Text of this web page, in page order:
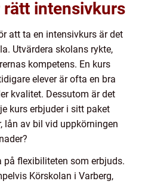
rätt intensivkurs
att ta en intensivkurs är det
Utvärdera skolans rykte,
kompetens. En kurs
elever är ofta en bra
kvalitet. Dessutom är det
kurs erbjuder i sitt paket
lån av bil vid uppkörningen
på flexibiliteten som erbjuds.
Körskolan i Varberg,